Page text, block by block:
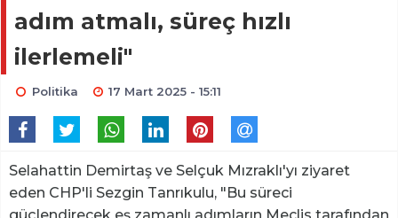
adım atmalı, süreç hızlı
ilerlemeli"
Politika 17 Mart 2025 - 15:11
Selahattin Demirtaş ve Selçuk Mızraklı'yı ziyaret
eden CHP'li Sezgin Tanrıkulu, "Bu süreci